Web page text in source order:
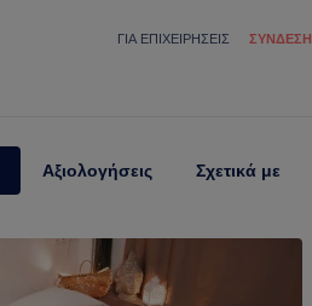
ΓΙΑ ΕΠΙΧΕΙΡΉΣΕΙΣ ΣΎΝΔΕΣΗ
Αξιολογήσεις Σχετικά με